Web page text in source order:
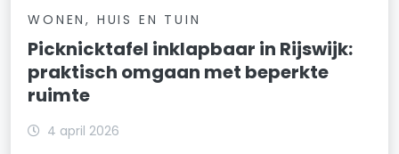
WONEN, HUIS EN TUIN
Picknicktafel inklapbaar in Rijswijk:
praktisch omgaan met beperkte
ruimte
4 april 2026